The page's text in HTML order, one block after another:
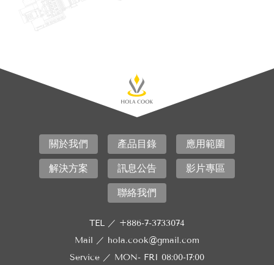
關於我們 產品目錄 應用範圍
解決方案 訊息公告 影片專區
聯絡我們
TEL ／ +886-7-3733074
Mail ／ hola.cook@gmail.com
Service ／ MON- FRI 08:00-17:00